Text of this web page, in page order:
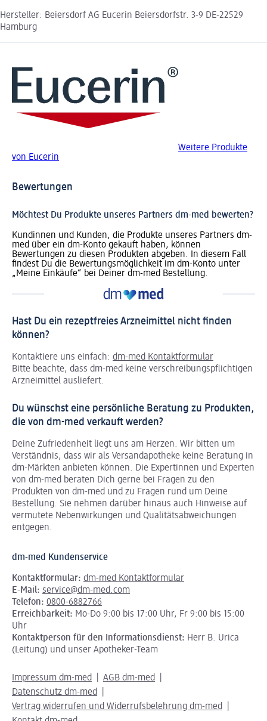
Hersteller: Beiersdorf AG Eucerin Beiersdorfstr. 3-9 DE-22529
Hamburg
Weitere Produkte
von Eucerin
Bewertungen
Möchtest Du Produkte unseres Partners dm-med bewerten?
Kundinnen und Kunden, die Produkte unseres Partners dm-
med über ein dm-Konto gekauft haben, können
Bewertungen zu diesen Produkten abgeben. In diesem Fall
findest Du die Bewertungsmöglichkeit im dm-Konto unter
„Meine Einkäufe“ bei Deiner dm-med Bestellung.
Hast Du ein rezeptfreies Arzneimittel nicht finden
können?
Kontaktiere uns einfach: dm-med Kontaktformular
Bitte beachte, dass dm-med keine verschreibungspflichtigen
Arzneimittel ausliefert.
Du wünschst eine persönliche Beratung zu Produkten,
die von dm-med verkauft werden?
Deine Zufriedenheit liegt uns am Herzen. Wir bitten um
Verständnis, dass wir als Versandapotheke keine Beratung in
dm-Märkten anbieten können. Die Expertinnen und Experten
von dm-med beraten Dich gerne bei Fragen zu den
Produkten von dm-med und zu Fragen rund um Deine
Bestellung. Sie nehmen darüber hinaus auch Hinweise auf
vermutete Nebenwirkungen und Qualitätsabweichungen
entgegen.
dm-med Kundenservice
Kontaktformular: dm-med Kontaktformular
E-Mail: service@dm-med.com
Telefon: 0800-6882766
Erreichbarkeit: Mo-Do 9:00 bis 17:00 Uhr, Fr 9:00 bis 15:00
Uhr
Kontaktperson für den Informationsdienst: Herr B. Urica
(Leitung) und unser Apotheker-Team
Impressum dm-med
AGB dm-med
Datenschutz dm-med
Vertrag widerrufen und Widerrufsbelehrung dm-med